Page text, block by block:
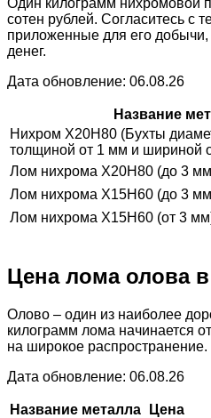
сотен рублей. Согласитесь с
приложенные для его добычи,
денег.
Дата обновление: 06.08.26
Название
Нихром Х20Н80 (Бухты
толщиной от 1 мм и шириной
Лом нихрома Х20Н80 (до 3
Лом нихрома Х15Н60 (до 3
Лом нихрома Х15Н60 (от 3
Цена лома олова
Олово – один из наиболее
килограмм лома начинается
на широкое распространение.
Дата обновление: 06.08.26
Название металла
Цена